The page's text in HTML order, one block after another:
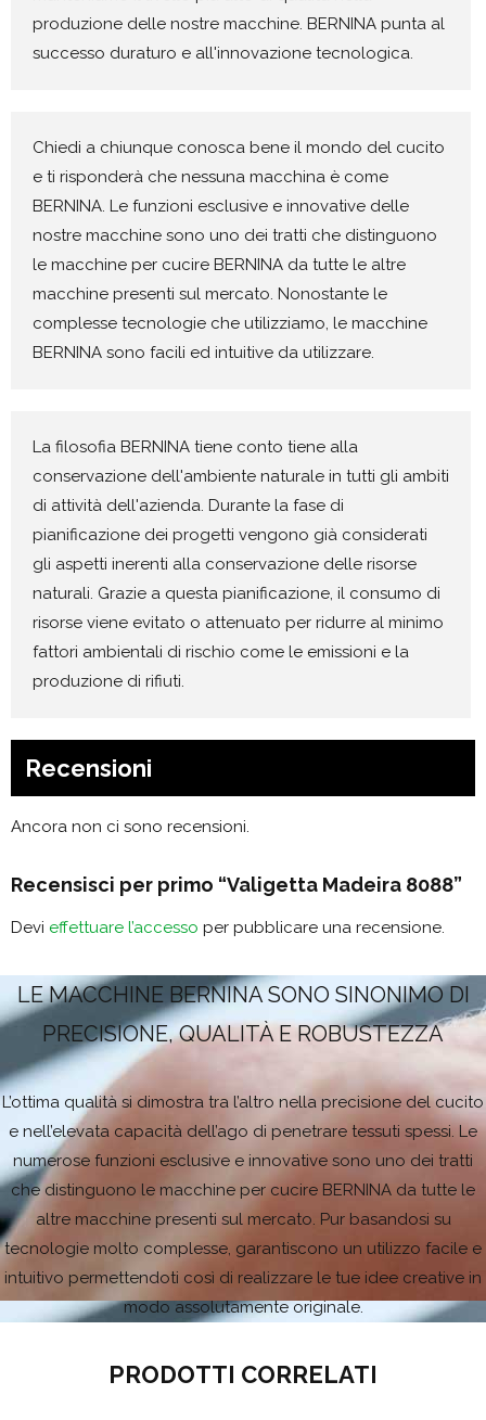
produzione delle nostre macchine. BERNINA punta al
successo duraturo e all'innovazione tecnologica.
Chiedi a chiunque conosca bene il mondo del cucito
e ti risponderà che nessuna macchina è come
BERNINA. Le funzioni esclusive e innovative delle
nostre macchine sono uno dei tratti che distinguono
le macchine per cucire BERNINA da tutte le altre
macchine presenti sul mercato. Nonostante le
complesse tecnologie che utilizziamo, le macchine
BERNINA sono facili ed intuitive da utilizzare.
La filosofia BERNINA tiene conto tiene alla
conservazione dell'ambiente naturale in tutti gli ambiti
di attività dell'azienda. Durante la fase di
pianificazione dei progetti vengono già considerati
gli aspetti inerenti alla conservazione delle risorse
naturali. Grazie a questa pianificazione, il consumo di
risorse viene evitato o attenuato per ridurre al minimo
fattori ambientali di rischio come le emissioni e la
produzione di rifiuti.
Recensioni
Ancora non ci sono recensioni.
Recensisci per primo “Valigetta Madeira 8088”
Devi effettuare l’accesso per pubblicare una recensione.
LE MACCHINE BERNINA SONO SINONIMO DI
PRECISIONE, QUALITÀ E ROBUSTEZZA
L’ottima qualità si dimostra tra l’altro nella precisione del cucito
e nell’elevata capacità dell’ago di penetrare tessuti spessi. Le
numerose funzioni esclusive e innovative sono uno dei tratti
che distinguono le macchine per cucire BERNINA da tutte le
altre macchine presenti sul mercato. Pur basandosi su
tecnologie molto complesse, garantiscono un utilizzo facile e
intuitivo permettendoti così di realizzare le tue idee creative in
modo assolutamente originale.
PRODOTTI CORRELATI